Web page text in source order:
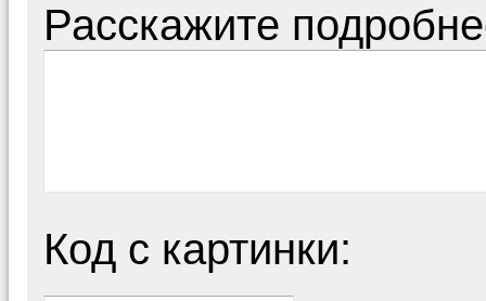
Расскажите
Код с картинки: